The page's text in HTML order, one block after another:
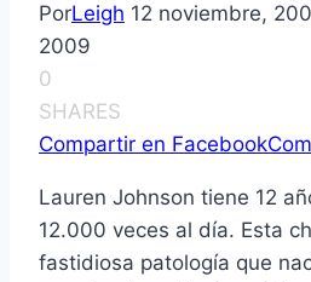
PorLeigh 12 noviembre,
2009
0
SHARES
Compartir en Facebook
Lauren Johnson tiene 12
12.000 veces al dí­a. Esta
fastidiosa patologí­a que